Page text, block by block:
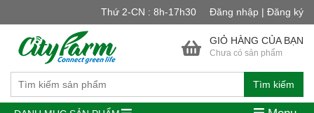
Thứ 2-CN : 8h-17h30 Đăng nhập | Đăng ký
Tìm kiếm
GIỎ HÀNG CỦA BẠN
Chưa có sản phẩm